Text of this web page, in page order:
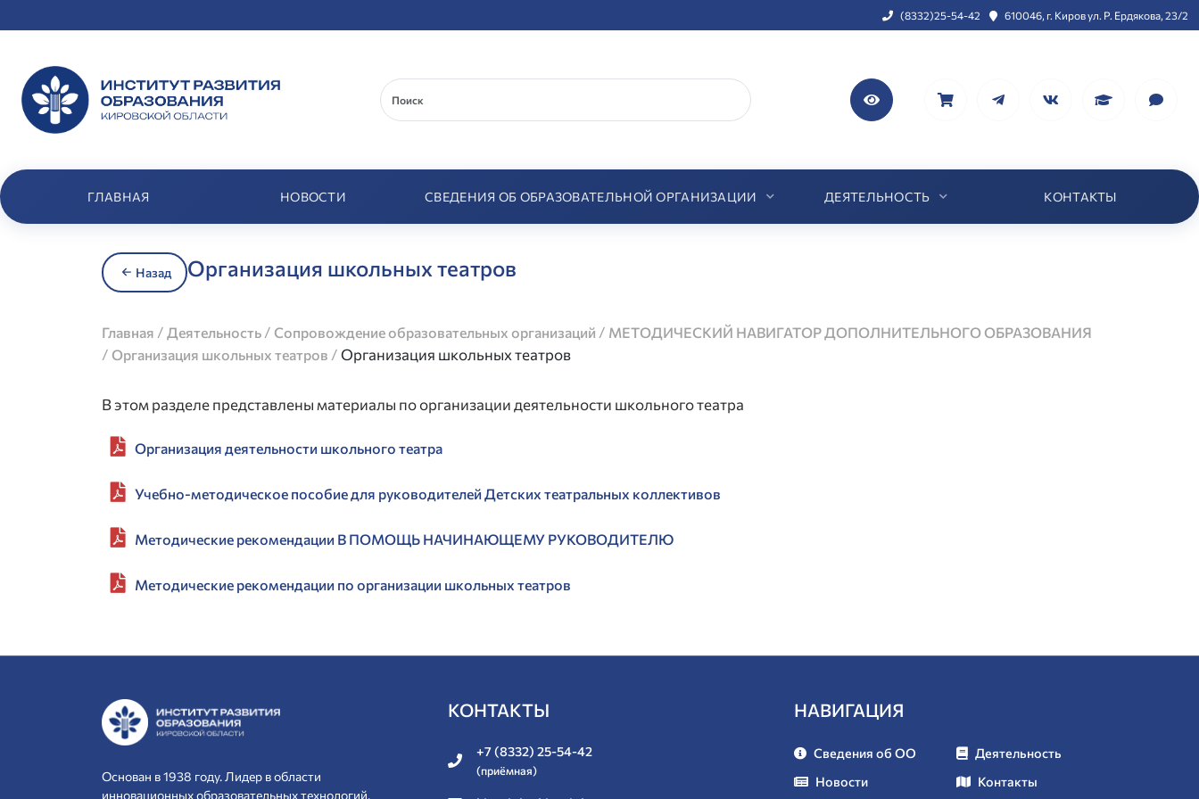
(8332)25-54-42 610046, г. Киров ул. Р. Ердякова, 23/2
ГЛАВНАЯ НОВОСТИ СВЕДЕНИЯ ОБ ОБРАЗОВАТЕЛЬНОЙ ОРГАНИЗАЦИИ ДЕЯТЕЛЬНОСТЬ КОНТАКТЫ
Назад Организация школьных театров
Главная / Деятельность / Сопровождение образовательных организаций / МЕТОДИЧЕСКИЙ НАВИГАТОР ДОПОЛНИТЕЛЬНОГО ОБРАЗОВАНИЯ
/ Организация школьных театров /Организация школьных театров
В этом разделе представлены материалы по организации деятельности школьного театра
Организация деятельности школьного театра
Учебно-методическое пособие для руководителей Детских театральных коллективов
Методические рекомендации В ПОМОЩЬ НАЧИНАЮЩЕМУ РУКОВОДИТЕЛЮ
Методические рекомендации по организации школьных театров
Основан в 1938 году. Лидер в области
инновационных образовательных технологий.
КОНТАКТЫ
+7 (8332) 25-54-42
(приёмная)
НАВИГАЦИЯ
Сведения об ОО
Новости
Деятельность
Контакты